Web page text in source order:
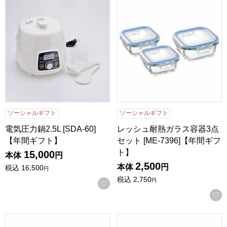
ソーシャルギフト
電気圧力鍋2.5L [SDA-60]
【年間ギフト】
本体 15,000円
税込 16,500円
お気に入りに登録する
ソーシャルギフト
レッシュ耐熱ガラス容器3点
セット [ME-7396]【年間ギフ
ト】
本体 2,500円
税込 2,750円